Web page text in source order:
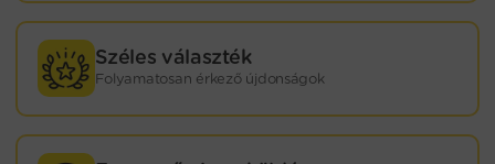
Széles választék
Folyamatosan érkező újdonságok